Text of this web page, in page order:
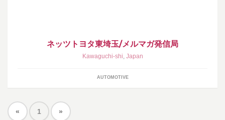
ネッツトヨタ東埼玉/メルマガ発信局
Kawaguchi-shi, Japan
AUTOMOTIVE
« 1 »